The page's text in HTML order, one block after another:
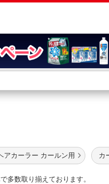
店舗情報・店舗
アカーラー カールン用 カ
多数取り揃えております。